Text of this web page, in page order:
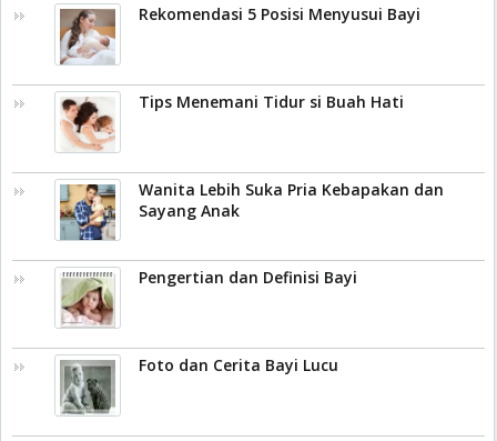
Rekomendasi 5 Posisi Menyusui Bayi
Tips Menemani Tidur si Buah Hati
Wanita Lebih Suka Pria Kebapakan dan
Sayang Anak
Pengertian dan Definisi Bayi
Foto dan Cerita Bayi Lucu